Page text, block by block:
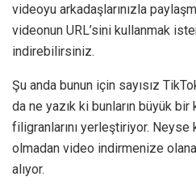
videoyu arkadaşlarınızla
videonun URL’sini kullanmak
indirebilirsiniz.
Şu anda bunun için sayısız
da ne yazık ki bunların büyük bir
filigranlarını yerleştiriyor. Neyse
olmadan video indirmenize
alıyor.